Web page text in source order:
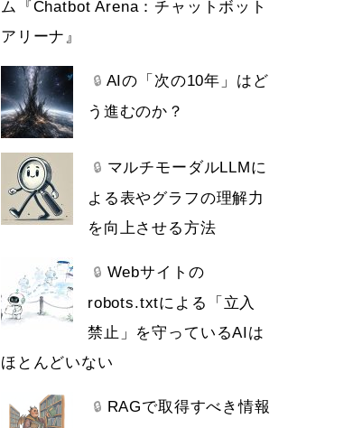
ム『Chatbot Arena：チャットボット
アリーナ』
🔒 AIの「次の10年」はど
う進むのか？
🔒 マルチモーダルLLMに
よる表やグラフの理解力
を向上させる方法
🔒 Webサイトの
robots.txtによる「立入
禁止」を守っているAIは
ほとんどいない
🔒 RAGで取得すべき情報